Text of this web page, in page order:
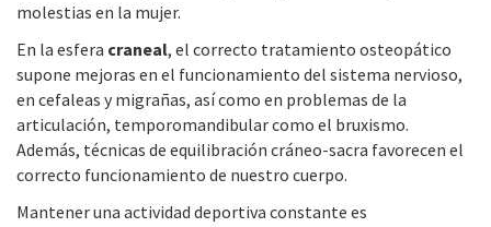
molestias en la mujer.
En la esfera craneal, el correcto tratamiento osteopático
supone mejoras en el funcionamiento del sistema nervioso,
en cefaleas y migrañas, así como en problemas de la
articulación, temporomandibular como el bruxismo.
Además, técnicas de equilibración cráneo-sacra favorecen el
correcto funcionamiento de nuestro cuerpo.
Mantener una actividad deportiva constante es